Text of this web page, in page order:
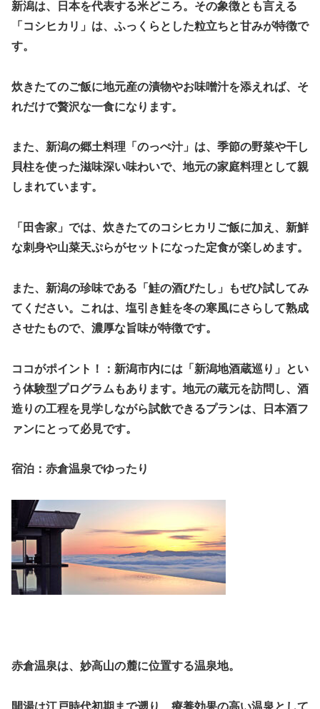
新潟は、日本を代表する米どころ。その象徴とも言える
「コシヒカリ」は、ふっくらとした粒立ちと甘みが特徴で
す。
炊きたてのご飯に地元産の漬物やお味噌汁を添えれば、そ
れだけで贅沢な一食になります。
また、新潟の郷土料理「のっぺ汁」は、季節の野菜や干し
貝柱を使った滋味深い味わいで、地元の家庭料理として親
しまれています。
「田舎家」では、炊きたてのコシヒカリご飯に加え、新鮮
な刺身や山菜天ぷらがセットになった定食が楽しめます。
また、新潟の珍味である「鮭の酒びたし」もぜひ試してみ
てください。これは、塩引き鮭を冬の寒風にさらして熟成
させたもので、濃厚な旨味が特徴です。
ココがポイント！：新潟市内には「新潟地酒蔵巡り」とい
う体験型プログラムもあります。地元の蔵元を訪問し、酒
造りの工程を見学しながら試飲できるプランは、日本酒フ
ァンにとって必見です。
宿泊：赤倉温泉でゆったり
赤倉温泉は、妙高山の麓に位置する温泉地。
開湯は江戸時代初期まで遡り、療養効果の高い温泉として